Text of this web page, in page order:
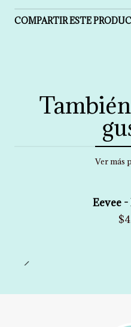
COMPARTIR ESTE
Ver más
Eevee